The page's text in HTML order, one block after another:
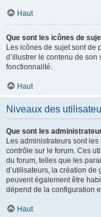
Haut
Que sont les icônes de
Les icônes de sujet sont de
d’illustrer le contenu de
fonctionnalité.
Haut
Niveaux des
Que sont les
Les administrateurs sont
contrôle sur le forum. Ces
du forum, telles que les
d’utilisateurs, la création de
peuvent également être
dépend de la configuration
Haut